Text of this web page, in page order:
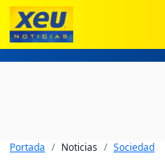
Portada Noticias Sociedad